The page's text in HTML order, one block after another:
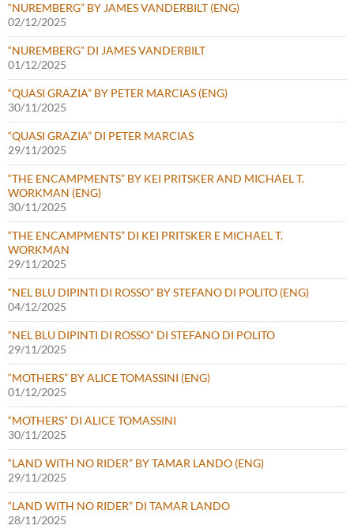
“NUREMBERG” BY JAMES VANDERBILT (ENG)
02/12/2025
“NUREMBERG” DI JAMES VANDERBILT
01/12/2025
“QUASI GRAZIA” BY PETER MARCIAS (ENG)
30/11/2025
“QUASI GRAZIA” DI PETER MARCIAS
29/11/2025
“THE ENCAMPMENTS” BY KEI PRITSKER AND MICHAEL T.
WORKMAN (ENG)
30/11/2025
“THE ENCAMPMENTS” DI KEI PRITSKER E MICHAEL T.
WORKMAN
29/11/2025
“NEL BLU DIPINTI DI ROSSO” BY STEFANO DI POLITO (ENG)
04/12/2025
“NEL BLU DIPINTI DI ROSSO” DI STEFANO DI POLITO
29/11/2025
“MOTHERS” BY ALICE TOMASSINI (ENG)
01/12/2025
“MOTHERS” DI ALICE TOMASSINI
30/11/2025
“LAND WITH NO RIDER” BY TAMAR LANDO (ENG)
29/11/2025
“LAND WITH NO RIDER” DI TAMAR LANDO
28/11/2025